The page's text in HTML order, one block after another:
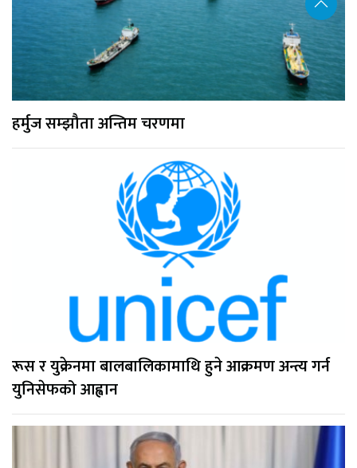
हर्मुज सम्झौता अन्तिम चरणमा
रूस र युक्रेनमा बालबालिकामाथि हुने आक्रमण अन्त्य गर्न
युनिसेफको आह्वान